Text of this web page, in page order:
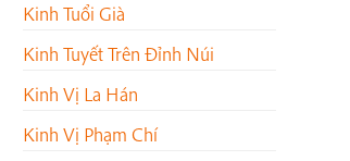
Kinh Tuổi Già
Kinh Tuyết Trên Đỉnh Núi
Kinh Vị La Hán
Kinh Vị Phạm Chí